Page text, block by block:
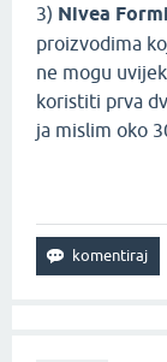
3) Nivea
proizvodima
ne mogu
koristiti prva
ja mislim oko